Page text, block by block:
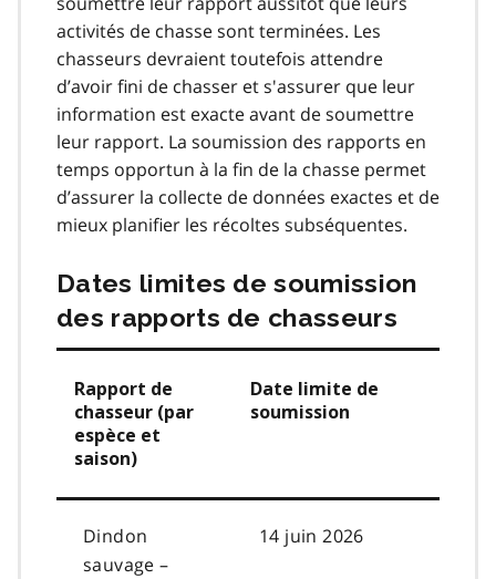
activités de chasse sont terminées. Les
chasseurs devraient toutefois attendre
d’avoir fini de chasser et s'assurer que leur
information est exacte avant de soumettre
leur rapport. La soumission des rapports en
temps opportun à la fin de la chasse permet
d’assurer la collecte de données exactes et de
mieux planifier les récoltes subséquentes.
Dates limites de soumission
des rapports de chasseurs
Rapport de
chasseur (par
espèce et
saison)
Date limite de
soumission
Dindon
sauvage –
14 juin 2026